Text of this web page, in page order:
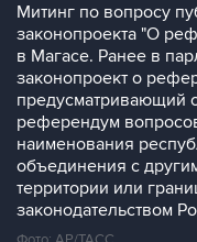
Митинг по вопросу
законопроекта "О
в Магасе. Ранее в
законопроект о
предусматривающий
референдум
наименования
объединения с
территории или
законодательством